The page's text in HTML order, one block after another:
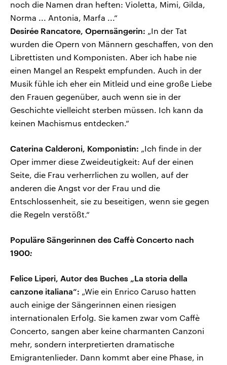
noch die Namen dran heften: Violetta, Mimi, Gilda,
Norma ... Antonia, Marfa ...“
Desirée Rancatore, Opernsängerin: „In der Tat
wurden die Opern von Männern geschaffen, von den
Librettisten und Komponisten. Aber ich habe nie
einen Mangel an Respekt empfunden. Auch in der
Musik fühle ich eher ein Mitleid und eine große Liebe
den Frauen gegenüber, auch wenn sie in der
Geschichte vielleicht sterben müssen. Ich kann da
keinen Machismus entdecken.“
Caterina Calderoni, Komponistin: „Ich finde in der
Oper immer diese Zweideutigkeit: Auf der einen
Seite, die Frau verherrlichen zu wollen, auf der
anderen die Angst vor der Frau und die
Entschlossenheit, sie zu beseitigen, wenn sie gegen
die Regeln verstößt.“
Populäre Sängerinnen des Caffè Concerto nach
1900:
Felice Liperi, Autor des Buches „La storia della
canzone italiana“: „Wie ein Enrico Caruso hatten
auch einige der Sängerinnen einen riesigen
internationalen Erfolg. Sie kamen zwar vom Caffè
Concerto, sangen aber keine charmanten Canzoni
mehr, sondern interpretierten dramatische
Emigrantenlieder. Dann kommt aber eine Phase, in